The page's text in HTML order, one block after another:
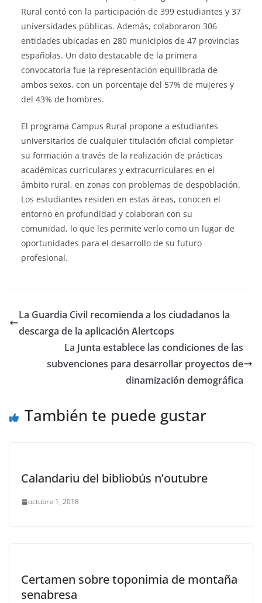
Rural contó con la participación de 399 estudiantes y 37
universidades públicas. Además, colaboraron 306
entidades ubicadas en 280 municipios de 47 provincias
españolas. Un dato destacable de la primera
convocatoria fue la representación equilibrada de
ambos sexos, con un porcentaje del 57% de mujeres y
del 43% de hombres.
El programa Campus Rural propone a estudiantes
universitarios de cualquier titulación oficial completar
su formación a través de la realización de prácticas
académicas curriculares y extracurriculares en el
ámbito rural, en zonas con problemas de despoblación.
Los estudiantes residen en estas áreas, conocen el
entorno en profundidad y colaboran con su
comunidad, lo que les permite verlo como un lugar de
oportunidades para el desarrollo de su futuro
profesional.
La Guardia Civil recomienda a los ciudadanos la
descarga de la aplicación Alertcops
La Junta establece las condiciones de las
subvenciones para desarrollar proyectos de
dinamización demográfica
También te puede gustar
Calandariu del bibliobús n’outubre
octubre 1, 2018
Certamen sobre toponimia de montaña
senabresa